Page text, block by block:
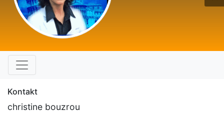
Kontakt
christine bouzrou